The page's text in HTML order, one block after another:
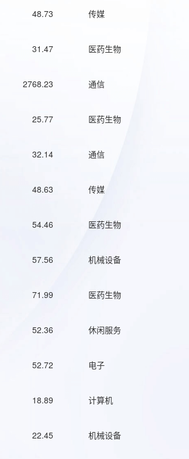
48.73 传媒
31.47 医药生物
2768.23 通信
25.77 医药生物
32.14 通信
48.63 传媒
54.46 医药生物
57.56 机械设备
71.99 医药生物
52.36 休闲服务
52.72 电子
18.89 计算机
22.45 机械设备